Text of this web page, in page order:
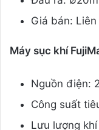
Giá bán: Liên
Máy sục khí
Nguồn điện:
Công suất
Lưu lượng